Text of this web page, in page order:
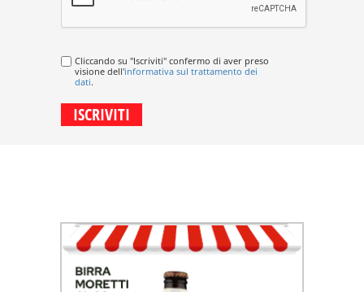
Cliccando su "Iscriviti" confermo di aver preso
visione dell'informativa sul trattamento dei
dati.